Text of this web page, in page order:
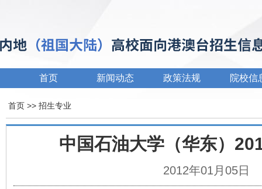
首页 新闻动态 政策法规 院校信
首页 >> 招生专业
中国石油大学（华东）
2012年01月05日